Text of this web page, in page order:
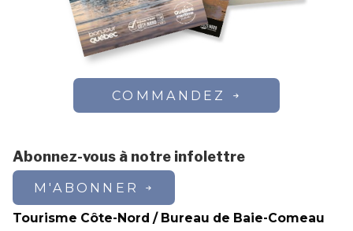
COMMANDEZ
Abonnez-vous à notre infolettre
M'ABONNER
Tourisme Côte-Nord / Bureau de Baie-Comeau